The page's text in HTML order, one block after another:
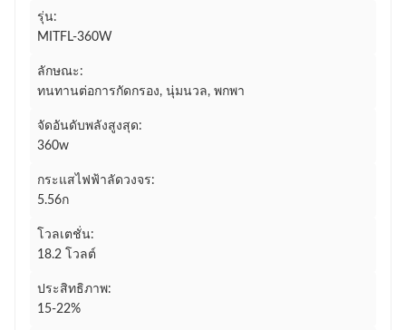
รุ่น:
MITFL-360W
ลักษณะ:
ทนทานต่อการกัดกรอง, นุ่มนวล, พกพา
จัดอันดับพลังสูงสุด:
360w
กระแสไฟฟ้าลัดวงจร:
5.56ก
โวลเตชั่น:
18.2 โวลต์
ประสิทธิภาพ:
15-22%